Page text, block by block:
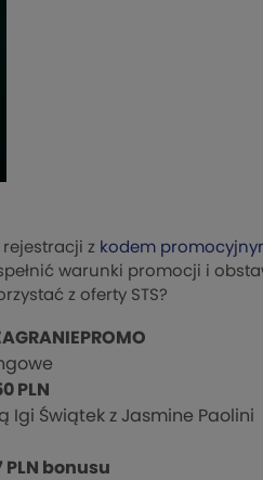
z kodem
warunki promocji i
z oferty STS?
PLN
Igi Świątek z Jasmine Paolini
PLN bonusu